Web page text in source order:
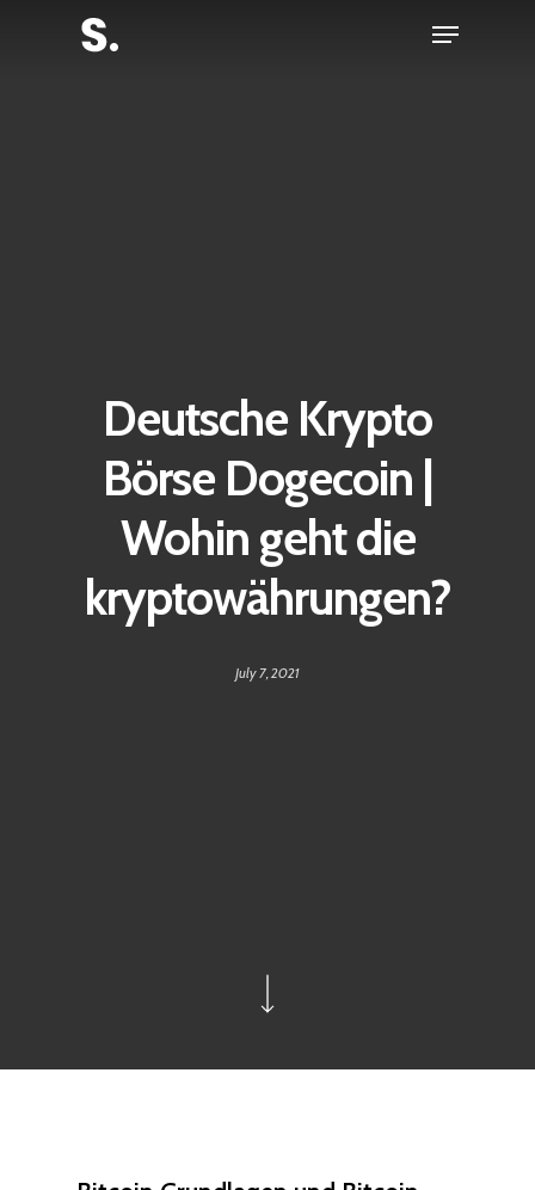
Menu
Deutsche Krypto
Börse Dogecoin |
Wohin geht die
kryptowährungen?
July 7, 2021